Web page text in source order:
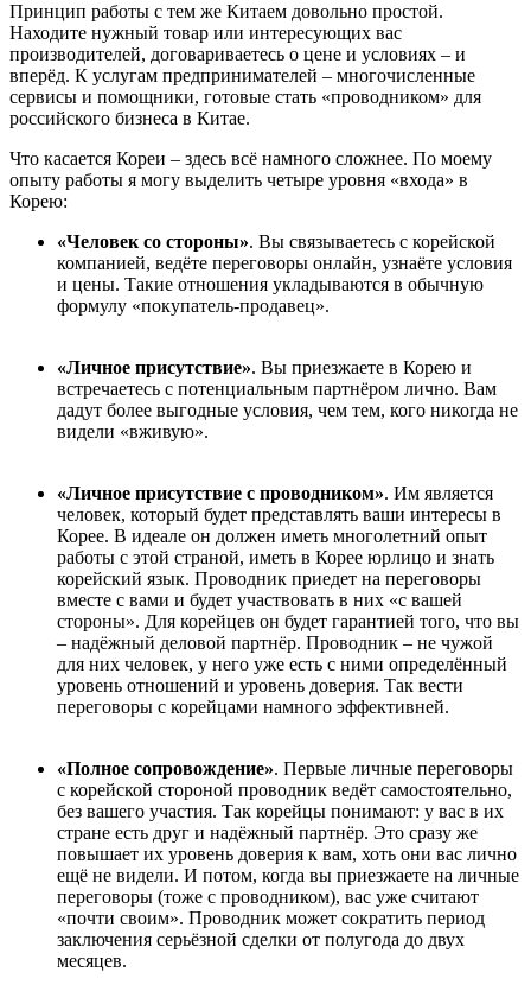
Принцип работы с тем же Китаем довольно простой.
Находите нужный товар или интересующих вас
производителей, договариваетесь о цене и условиях – и
вперёд. К услугам предпринимателей – многочисленные
сервисы и помощники, готовые стать «проводником» для
российского бизнеса в Китае.
Что касается Кореи – здесь всё намного сложнее. По моему
опыту работы я могу выделить четыре уровня «входа» в
Корею:
«Человек со стороны». Вы связываетесь с корейской
компанией, ведёте переговоры онлайн, узнаёте условия
и цены. Такие отношения укладываются в обычную
формулу «покупатель-продавец».
«Личное присутствие». Вы приезжаете в Корею и
встречаетесь с потенциальным партнёром лично. Вам
дадут более выгодные условия, чем тем, кого никогда не
видели «вживую».
«Личное присутствие с проводником». Им является
человек, который будет представлять ваши интересы в
Корее. В идеале он должен иметь многолетний опыт
работы с этой страной, иметь в Корее юрлицо и знать
корейский язык. Проводник приедет на переговоры
вместе с вами и будет участвовать в них «с вашей
стороны». Для корейцев он будет гарантией того, что вы
– надёжный деловой партнёр. Проводник – не чужой
для них человек, у него уже есть с ними определённый
уровень отношений и уровень доверия. Так вести
переговоры с корейцами намного эффективней.
«Полное сопровождение». Первые личные переговоры
с корейской стороной проводник ведёт самостоятельно,
без вашего участия. Так корейцы понимают: у вас в их
стране есть друг и надёжный партнёр. Это сразу же
повышает их уровень доверия к вам, хоть они вас лично
ещё не видели. И потом, когда вы приезжаете на личные
переговоры (тоже с проводником), вас уже считают
«почти своим». Проводник может сократить период
заключения серьёзной сделки от полугода до двух
месяцев.